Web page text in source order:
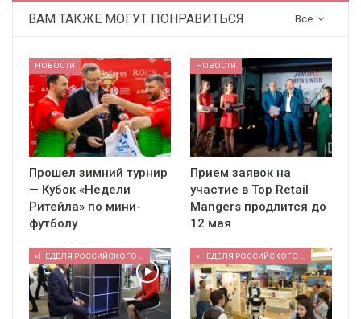
Все
ВАМ ТАКЖЕ МОГУТ ПОНРАВИТЬСЯ
НОВОСТИ
Прошел зимний турнир
— Кубок «Недели
Ритейла» по мини-
футболу
НОВОСТИ
Прием заявок на
участие в Top Retail
Mangers продлится до
12 мая
«НЕДЕЛЯ РОССИЙСКОГО РИТЕЙЛА» 2026 «НЕДЕЛЯ РОССИЙСКОГО РИТЕЙЛА» 2026